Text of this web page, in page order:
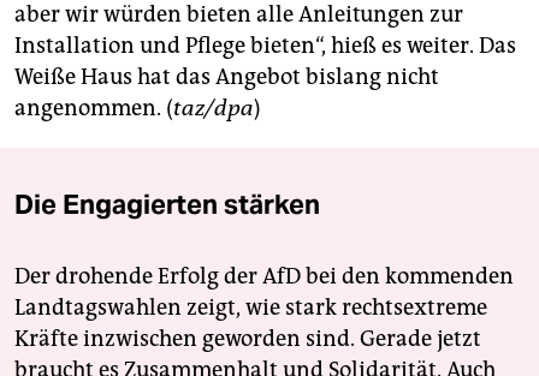
aber wir würden bieten alle Anleitungen zur
Installation und Pflege bieten“, hieß es weiter. Das
Weiße Haus hat das Angebot bislang nicht
angenommen. (taz/dpa)
Die Engagierten stärken
Der drohende Erfolg der AfD bei den kommenden
Landtagswahlen zeigt, wie stark rechtsextreme
Kräfte inzwischen geworden sind. Gerade jetzt
braucht es Zusammenhalt und Solidarität. Auch